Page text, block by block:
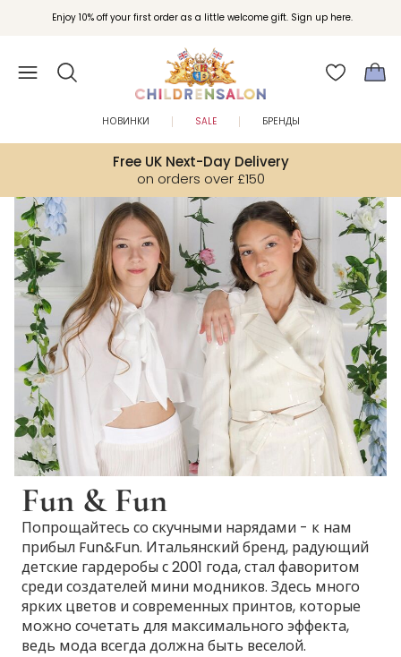
Enjoy 10% off your first order as a little welcome gift. Sign up here.
Вступайте в клуб Бонусы Childrensalon для эксклюзивных привилегий при
покупках.
Free UK Next-Day Delivery
on orders over £150
НОВИНКИ SALE БРЕНДЫ
Fun & Fun
Попрощайтесь со скучными нарядами - к нам
прибыл Fun&Fun. Итальянский бренд, радующий
детские гардеробы с 2001 года, стал фаворитом
среди создателей мини модников. Здесь много
ярких цветов и современных принтов, которые
можно сочетать для максимального эффекта,
ведь мода всегда должна быть веселой.